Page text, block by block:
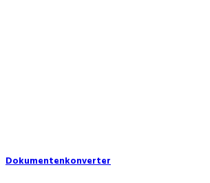
Dokumentenkonverter